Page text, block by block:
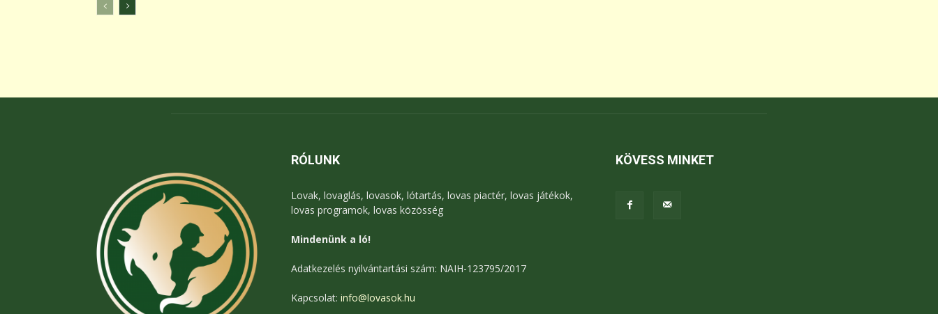
RÓLUNK
Lovak, lovaglás, lovasok, lótartás, lovas piactér, lovas játékok,
lovas programok, lovas közösség
Mindenünk a ló!
Adatkezelés nyilvántartási szám: NAIH-123795/2017
Kapcsolat: info@lovasok.hu
KÖVESS MINKET